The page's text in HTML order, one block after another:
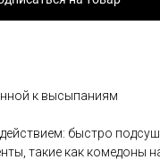
к высыпаниям
быстро
такие как комедоны